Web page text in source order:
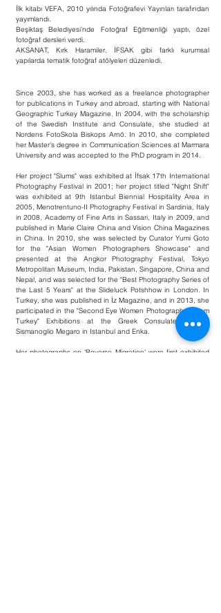
İlk kitabı VEFA, 2010 yılında Fotoğrafevi Yayınları tarafından
yayımlandı.
Beşiktaş Belediyesi’nde Fotoğraf Eğitmenliği yaptı, özel
fotoğraf dersleri verdi.
AKSANAT, Kırk Haramiler, İFSAK gibi farklı kurumsal
yapılarda tematik fotoğraf atölyeleri düzenledi.
Since 2003, she has worked as a freelance photographer
for publications in Turkey and abroad, starting with National
Geographic Turkey Magazine. In 2004, with the scholarship
of the Swedish Institute and Consulate, she studied at
Nordens FotoSkola Biskops Arnö. In 2010, she completed
her Master's degree in Communication Sciences at Marmara
University and was accepted to the PhD program in 2014.
Her project "Slums" was exhibited at İfsak 17th International
Photography Festival in 2001; her project titled "Night Shift"
was exhibited at 9th Istanbul Biennial Hospitality Area in
2005, Menotrentuno-II Photography Festival in Sardinia, Italy
in 2008, Academy of Fine Arts in Sassari, Italy in 2009, and
published in Marie Claire China and Vision China Magazines
in China. In 2010, she was selected by Curator Yumi Goto
for the "Asian Women Photographers Showcase" and
presented at the Angkor Photography Festival, Tokyo
Metropolitan Museum, India, Pakistan, Singapore, China and
Nepal, and was selected for the "Best Photography Series of
the Last 5 Years" at the Slideluck Potshhow in London. In
Turkey, she was published in İz Magazine, and in 2013, she
participated in the "Second Eye Women Photographers from
Turkey" Exhibitions at the Greek Consulate General
Sismanoglio Megaro in Istanbul and Enka.
Her photographs on 'Reverse Migration' were first exhibited